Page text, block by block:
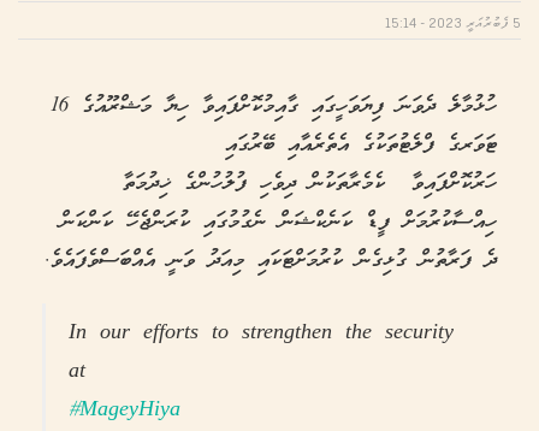
5 ފެބުރުއަރީ 2023 - 15:14
ހުޅުމާލެ ދެވަނަ ފިޔަވަހީގައި ގާއިމުކޮށްފައިވާ ހިޔާ މަޝްރޫއުގެ 16
ޓަވަރގެ ފްލެޓުތަކުގެ އެތެރެއާއި ބޭރުގައި
ހަރުކޮށްފައިވާ ކެމެރާތަކުން ދިވެހި ފުލުހުންގެ ޚިދުމަތާ
ހިއްސާކުރުމަށް ފީޑް ކަނެކްޝަން ނެގުމުގައި ކުރަންޖެހޭ ކަންކަން
ދެ ފަރާތުން ގުޅިގެން ކުރުމަށްޓަކައި މިއަދު ވަނީ އެއްބަސްވެފައެވެ.
In our efforts to strengthen the security
at
#MageyHiya